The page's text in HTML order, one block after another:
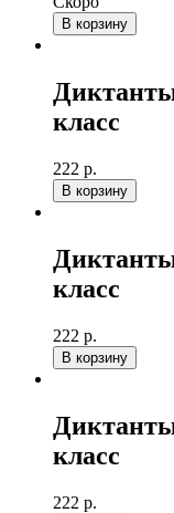
В корзину
класс
222 р.
В корзину
класс
222 р.
В корзину
класс
222 р.